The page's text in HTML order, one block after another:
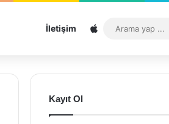
İletişim Sitemap
Kayıt Ol